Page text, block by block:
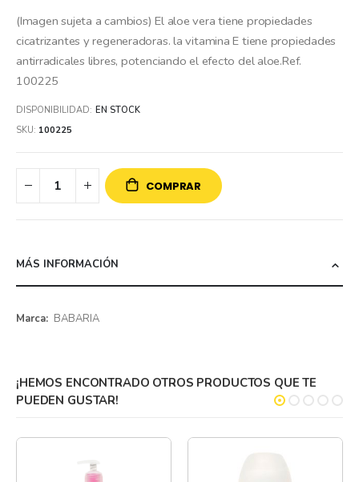
(Imagen sujeta a cambios) El aloe vera tiene propiedades
cicatrizantes y regeneradoras. la vitamina E tiene propiedades
antirradicales libres, potenciando el efecto del aloe.Ref.
100225
DISPONIBILIDAD: EN STOCK
SKU 100225
COMPRAR
MÁS INFORMACIÓN
Más
BABARIA
¡HEMOS ENCONTRADO OTROS PRODUCTOS QUE TE
PUEDEN GUSTAR!